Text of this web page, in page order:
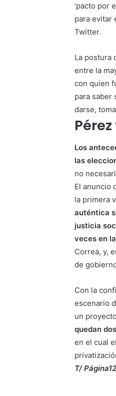
‘pacto por
para evitar
Twitter.
La postura
entre la
con quien
para saber
darse,
Los
las
no
El anuncio
la primera
auténtica
justicia
veces en
Correa, y,
de
Con la
escenario
un
quedan
en el cual
T/